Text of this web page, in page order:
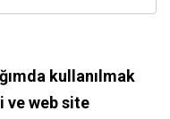
kullanılmak
ve web site